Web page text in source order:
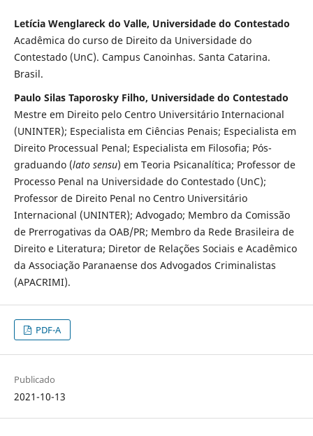
Letícia Wenglareck do Valle, Universidade do Contestado
Acadêmica do curso de Direito da Universidade do
Contestado (UnC). Campus Canoinhas. Santa Catarina.
Brasil.
Paulo Silas Taporosky Filho, Universidade do Contestado
Mestre em Direito pelo Centro Universitário Internacional
(UNINTER); Especialista em Ciências Penais; Especialista em
Direito Processual Penal; Especialista em Filosofia; Pós-
graduando (lato sensu) em Teoria Psicanalítica; Professor de
Processo Penal na Universidade do Contestado (UnC);
Professor de Direito Penal no Centro Universitário
Internacional (UNINTER); Advogado; Membro da Comissão
de Prerrogativas da OAB/PR; Membro da Rede Brasileira de
Direito e Literatura; Diretor de Relações Sociais e Acadêmico
da Associação Paranaense dos Advogados Criminalistas
(APACRIMI).
PDF-A
Publicado
2021-10-13